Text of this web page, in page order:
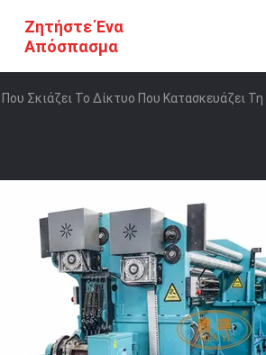
Ζητήστε Ένα
Απόσπασμα
Σκιάζει Το Δίκτυο Που Κατασκευάζει